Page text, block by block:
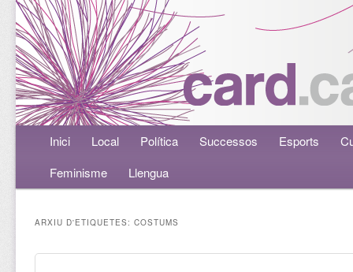
Menú principalAneu al contingut principal
Aneu al contingut secundari
Inici Local Política Successos Esports
Feminisme
Llengua
ARXIU D'ETIQUETES:COSTUMS